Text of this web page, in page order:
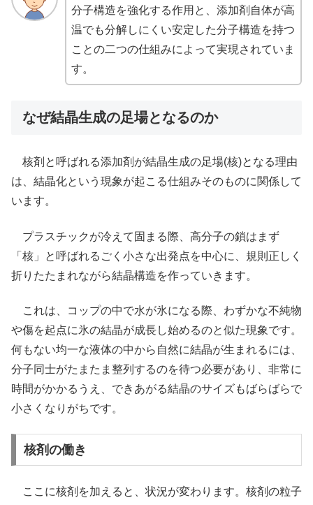
分子構造を強化する作用と、添加剤自体が高
温でも分解しにくい安定した分子構造を持つ
ことの二つの仕組みによって実現されていま
す。
なぜ結晶生成の足場となるのか
核剤と呼ばれる添加剤が結晶生成の足場(核)となる理由
は、結晶化という現象が起こる仕組みそのものに関係して
います。
プラスチックが冷えて固まる際、高分子の鎖はまず
「核」と呼ばれるごく小さな出発点を中心に、規則正しく
折りたたまれながら結晶構造を作っていきます。
これは、コップの中で水が氷になる際、わずかな不純物
や傷を起点に氷の結晶が成長し始めるのと似た現象です。
何もない均一な液体の中から自然に結晶が生まれるには、
分子同士がたまたま整列するのを待つ必要があり、非常に
時間がかかるうえ、できあがる結晶のサイズもばらばらで
小さくなりがちです。
核剤の働き
ここに核剤を加えると、状況が変わります。核剤の粒子